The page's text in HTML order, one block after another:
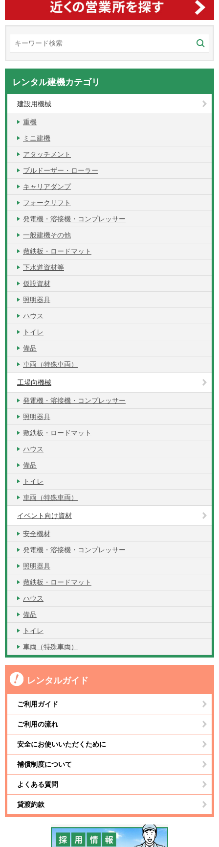
レンタル建機カテゴリ
建設用機械
重機
ミニ建機
アタッチメント
ブルドーザー・ローラー
キャリアダンプ
フォークリフト
発電機・溶接機・コンプレッサー
一般建機その他
敷鉄板・ロードマット
下水道資材等
仮設資材
照明器具
ハウス
トイレ
備品
車両（特殊車両）
工場向機械
発電機・溶接機・コンプレッサー
照明器具
敷鉄板・ロードマット
ハウス
備品
トイレ
車両（特殊車両）
イベント向け資材
安全機材
発電機・溶接機・コンプレッサー
照明器具
敷鉄板・ロードマット
ハウス
備品
トイレ
車両（特殊車両）
レンタルガイド
ご利用ガイド
ご利用の流れ
安全にお使いいただくために
補償制度について
よくある質問
貸渡約款